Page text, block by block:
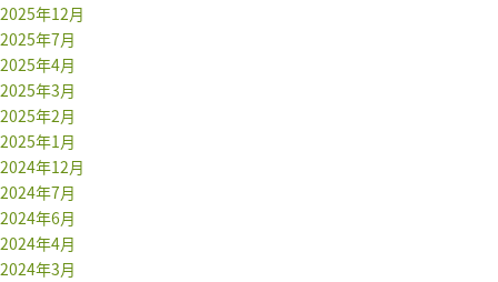
2025年12月
2025年7月
2025年4月
2025年3月
2025年2月
2025年1月
2024年12月
2024年7月
2024年6月
2024年4月
2024年3月